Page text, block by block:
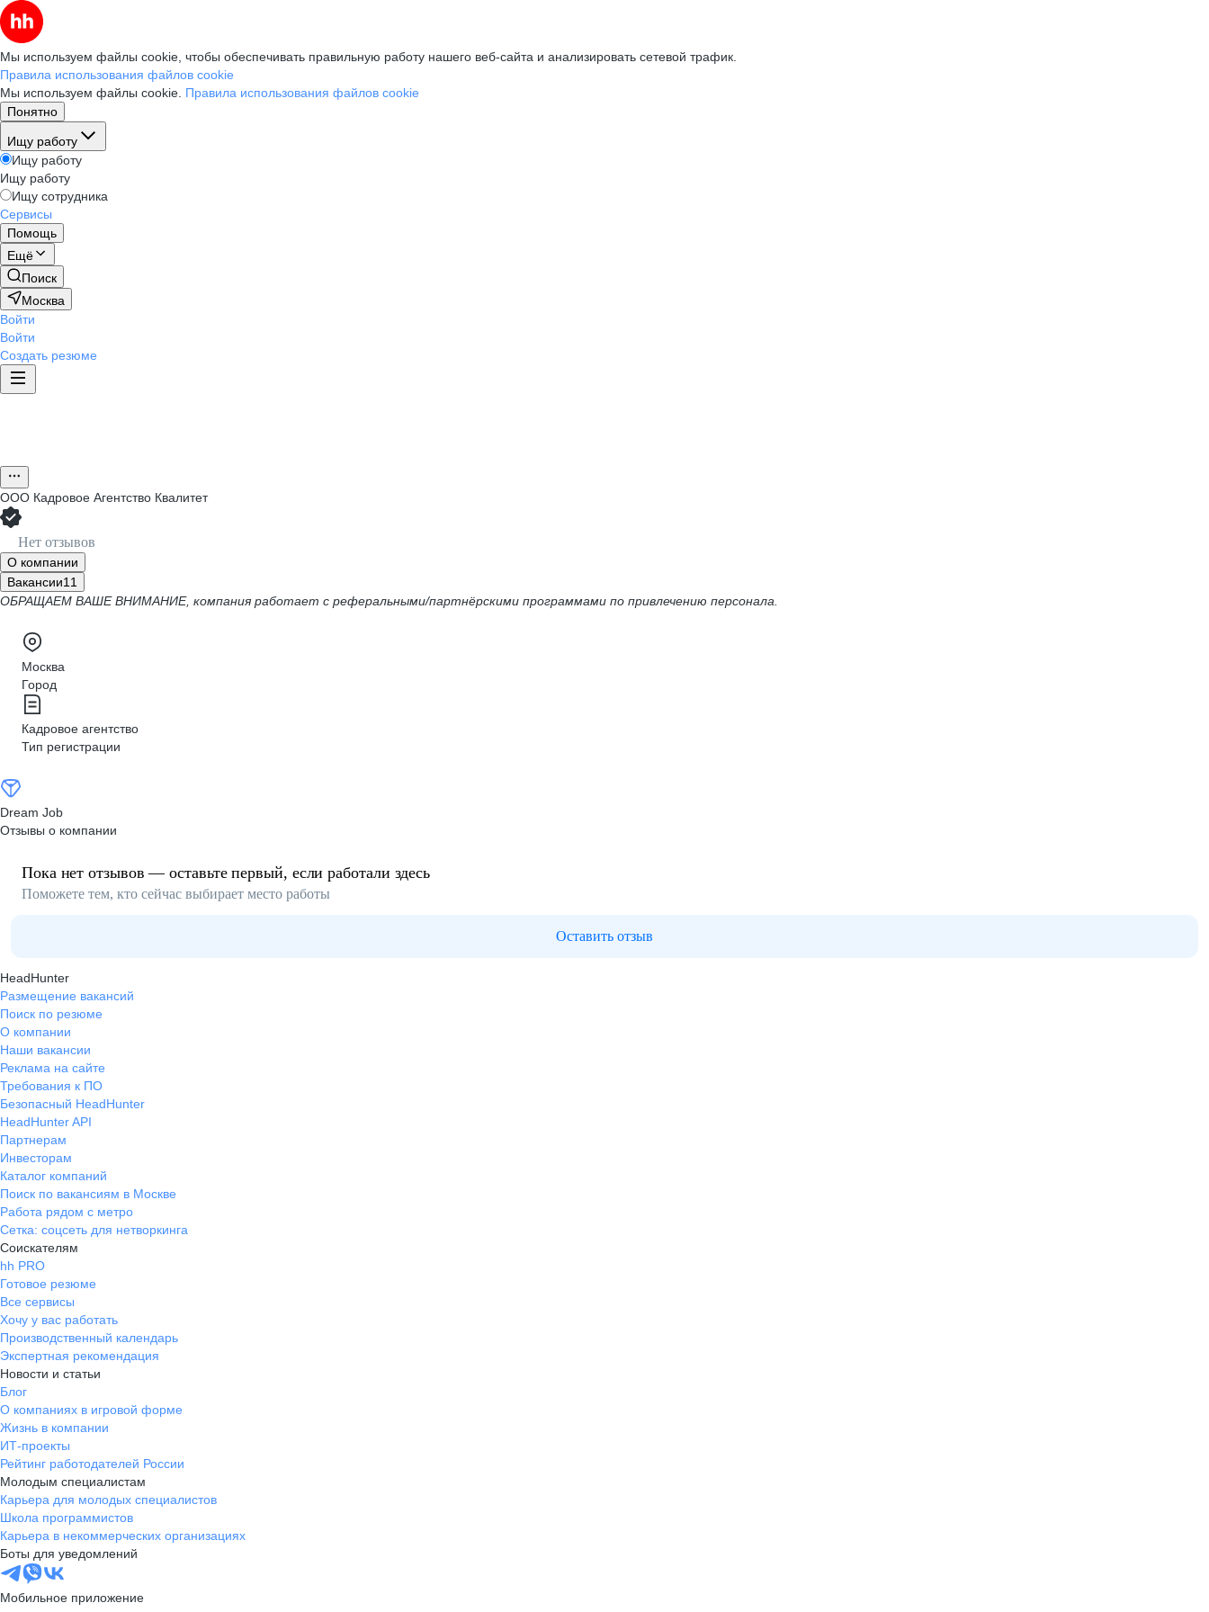
Мы используем файлы cookie, чтобы обеспечивать правильную работу нашего веб-сайта и анализировать сетевой трафик.
Правила использования файлов cookie
Мы используем файлы cookie. Правила использования файлов cookie
Понятно
Ищу работу
Ищу работу
Ищу работу
Ищу сотрудника
Сервисы
Помощь
Ещё
Поиск
Москва
Войти
Войти
Создать резюме
ООО Кадровое Агентство Квалитет
Нет отзывов
О компании
Вакансии11
ОБРАЩАЕМ ВАШЕ ВНИМАНИЕ, компания работает с реферальными/партнёрскими программами по привлечению персонала.
Москва
Город
Кадровое агентство
Тип регистрации
Dream Job
Отзывы о компании
Пока нет отзывов — оставьте первый, если работали здесь
Поможете тем, кто сейчас выбирает место работы
Оставить отзыв
HeadHunter
Размещение вакансий
Поиск по резюме
О компании
Наши вакансии
Реклама на сайте
Требования к ПО
Безопасный HeadHunter
HeadHunter API
Партнерам
Инвесторам
Каталог компаний
Поиск по вакансиям в Москве
Работа рядом с метро
Сетка: соцсеть для нетворкинга
Соискателям
hh PRO
Готовое резюме
Все сервисы
Хочу у вас работать
Производственный календарь
Экспертная рекомендация
Новости и статьи
Блог
О компаниях в игровой форме
Жизнь в компании
ИТ-проекты
Рейтинг работодателей России
Молодым специалистам
Карьера для молодых специалистов
Школа программистов
Карьера в некоммерческих организациях
Боты для уведомлений
Мобильное приложение